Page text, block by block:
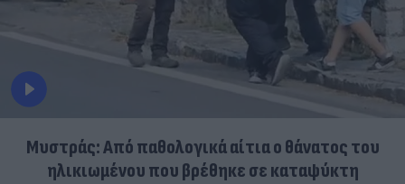
Μυστράς: Από παθολογικά αίτια ο θάνατος του
ηλικιωμένου που βρέθηκε σε καταψύκτη